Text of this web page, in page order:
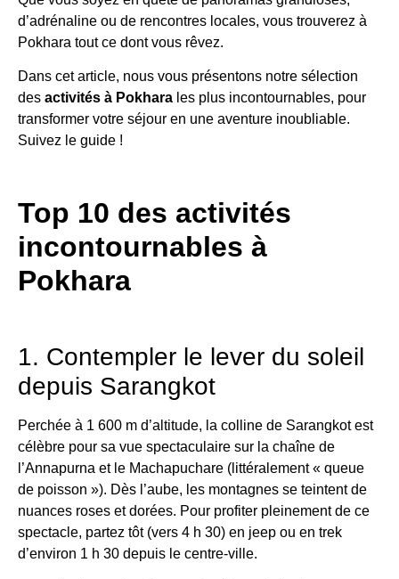
d’adrénaline ou de rencontres locales, vous trouverez à
Pokhara tout ce dont vous rêvez.
Dans cet article, nous vous présentons notre sélection
des activités à Pokhara les plus incontournables, pour
transformer votre séjour en une aventure inoubliable.
Suivez le guide !
Top 10 des activités
incontournables à
Pokhara
1. Contempler le lever du soleil
depuis Sarangkot
Perchée à 1 600 m d’altitude, la colline de Sarangkot est
célèbre pour sa vue spectaculaire sur la chaîne de
l’Annapurna et le Machapuchare (littéralement « queue
de poisson »). Dès l’aube, les montagnes se teintent de
nuances roses et dorées. Pour profiter pleinement de ce
spectacle, partez tôt (vers 4 h 30) en jeep ou en trek
d’environ 1 h 30 depuis le centre-ville.